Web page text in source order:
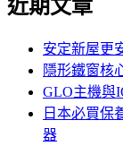
關
近期文章
安定新屋更
隱形鐵窗核
GLO主機與
日本必買保
器